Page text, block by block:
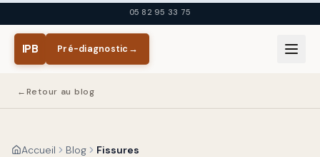
Aller au contenu principal05 82 95 33 75
IPB Pré-diagnostic →
←Retour au blog
Accueil Blog
Fissures